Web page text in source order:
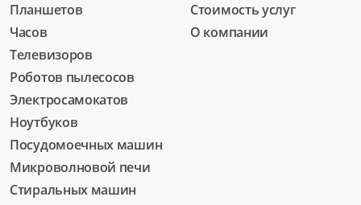
Планшетов
Часов
Телевизоров
Роботов пылесосов
Электросамокатов
Ноутбуков
Посудомоечных машин
Микроволновой печи
Стиральных машин
Стоимость услуг
О компании